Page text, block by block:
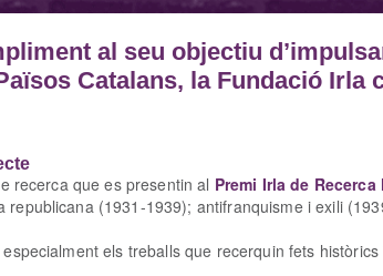
al seu objectiu
Catalans, la Fundació
recerca que es presentin al Premi Irla de
republicana (1931-1939); antifranquisme i exili
els treballs que recerquin fets